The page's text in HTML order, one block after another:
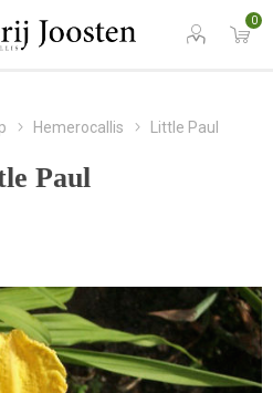
0
Hemerocallis Little Paul
Paul